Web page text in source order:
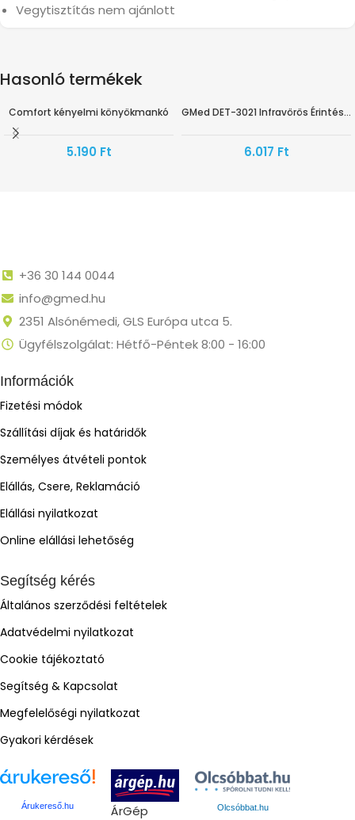
Vegytisztítás nem ajánlott
Hasonló termékek
Comfort kényelmi könyökmankó
5.190 Ft
GMed DET-3021 Infravörös Érintésmentes Lázmérő
6.017 Ft
+36 30 144 0044
info@gmed.hu
2351 Alsónémedi, GLS Európa utca 5.
Ügyfélszolgálat: Hétfő-Péntek 8:00 - 16:00
Információk
Fizetési módok
Szállítási díjak és határidők
Személyes átvételi pontok
Elállás, Csere, Reklamáció
Elállási nyilatkozat
Online elállási lehetőség
Segítség kérés
Általános szerződési feltételek
Adatvédelmi nyilatkozat
Cookie tájékoztató
Segítség & Kapcsolat
Megfelelőségi nyilatkozat
Gyakori kérdések
Árukereső.hu ÁrGép Olcsóbbat.hu